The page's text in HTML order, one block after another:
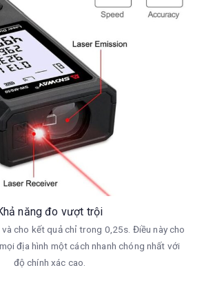
năng đo vượt trội
cho kết quả chỉ trong 0,25s. Điều này cho
địa hình một cách nhanh chóng nhất với
độ chính xác cao.